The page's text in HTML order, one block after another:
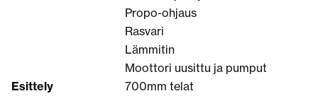
Esittely
Propo-ohjaus
Rasvari
Lämmitin
Moottori uusittu ja pumput
700mm telat